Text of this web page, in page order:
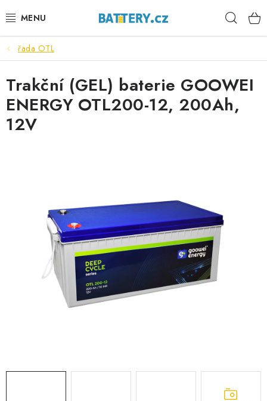
na
VÝHODNÉ SETY
SLUŽBY
AUTOBATERIE
STANIČNÍ BATERIE
BATERIOVÉ BOXY
POWERBANKY
LITHIOVÉ BATERIE
řada OTL
Trakční (GEL) baterie GOOWEI
ENERGY OTL200-12, 200Ah,
12V